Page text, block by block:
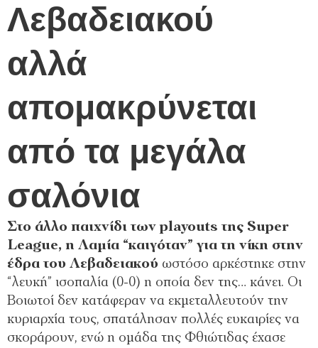
Λεβαδειακού
αλλά
απομακρύνεται
από τα μεγάλα
σαλόνια
Στο άλλο παιχνίδι των playouts της Super
League, η Λαμία “καιγόταν” για τη νίκη στην
έδρα του Λεβαδειακού ωστόσο αρκέστηκε στην
“λευκή” ισοπαλία (0-0) η οποία δεν της… κάνει. Οι
Βοιωτοί δεν κατάφεραν να εκμεταλλευτούν την
κυριαρχία τους, σπατάλησαν πολλές ευκαιρίες να
σκοράρουν, ενώ η ομάδα της Φθιώτιδας έχασε